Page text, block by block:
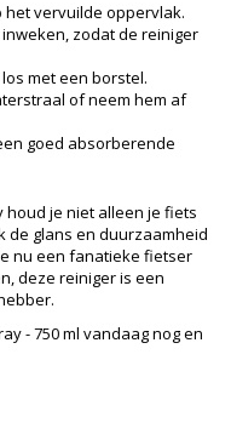
het vervuilde oppervlak.
zodat de reiniger
met een borstel.
of neem hem af
goed absorberende
houd je niet alleen je fiets
de glans en duurzaamheid
nu een fanatieke fietser
deze reiniger is een
- 750 ml vandaag nog en